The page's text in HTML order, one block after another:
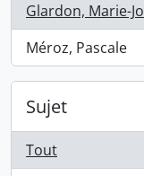
Glardon, Marie-Jo
, 1 résultats
Méroz, Pascale
, 1 résultats
Sujet
Tout